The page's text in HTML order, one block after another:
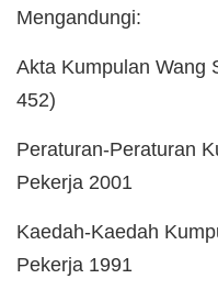
Mengandungi:
Akta Kumpulan Wang
452)
Peraturan-Peraturan
Pekerja 2001
Kaedah-Kaedah
Pekerja 1991